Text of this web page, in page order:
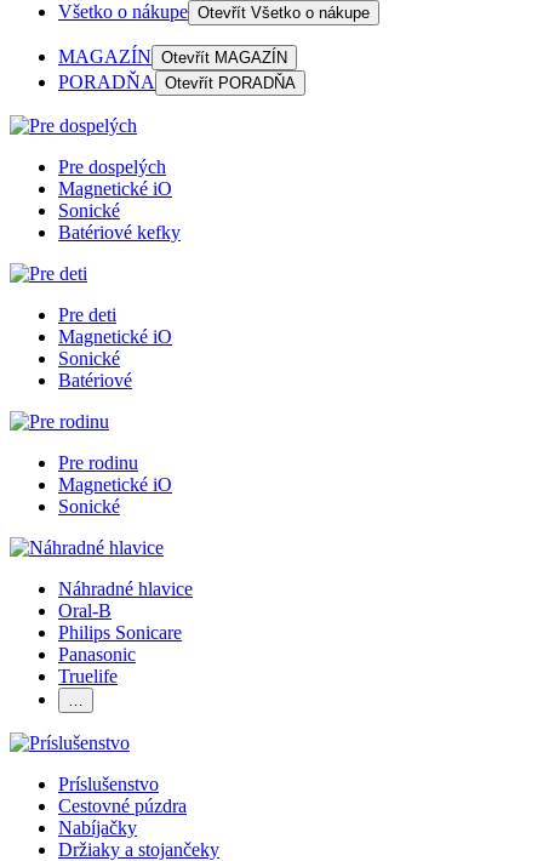
Všetko o nákupe Otevřít Všetko o nákupe
MAGAZÍN Otevřít MAGAZÍN
PORADŇA Otevřít PORADŇA
Pre dospelých
Magnetické iO
Sonické
Batériové kefky
Pre deti
Magnetické iO
Sonické
Batériové
Pre rodinu
Magnetické iO
Sonické
Náhradné hlavice
Oral-B
Philips Sonicare
Panasonic
Truelife
…
Príslušenstvo
Cestovné púzdra
Nabíjačky
Držiaky a stojančeky